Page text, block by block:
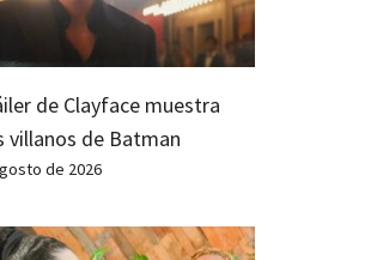
de Clayface muestra
villanos de Batman
de 2026